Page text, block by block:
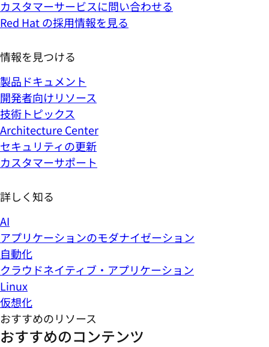
カスタマーサービスに問い合わせる
Red Hat の採用情報を見る
情報を見つける
製品ドキュメント
開発者向けリソース
技術トピックス
Architecture Center
セキュリティの更新
カスタマーサポート
詳しく知る
AI
アプリケーションのモダナイゼーション
自動化
クラウドネイティブ・アプリケーション
Linux
仮想化
おすすめのリソース
おすすめのコンテンツ